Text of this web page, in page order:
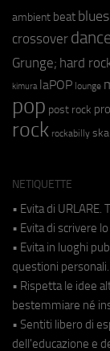
ambient beat blues
crossover
Grunge; hard
kimura laPOP lounge
pop post rock
rock rockabilly ska
NETIQUETTE
• Evita di URLARE.
• Evita di scrivere
• Evita in luoghi
questioni personali.
• Rispetta le idee
bestemmiare né
• Sentiti libero di
dell'educazione e